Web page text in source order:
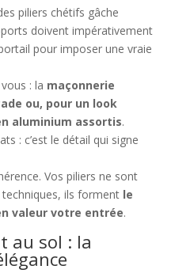
piliers chétifs gâche
doivent impérativement
pour imposer une vraie
: la maçonnerie
ou, pour un look
aluminium assortis.
: c’est le détail qui signe
Vos piliers ne sont
ils forment le
valeur votre entrée.
au sol : la